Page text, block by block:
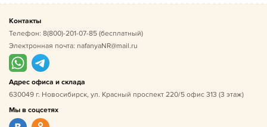
Контакты
Телефон: 8(800)-201-07-85 (бесплатный)
Электронная почта: nafanyaNR@mail.ru
Адрес офиса и склада
630049 г. Новосибирск, ул. Красный проспект 220/5 офис 313 (3 этаж)
Мы в соцсетях